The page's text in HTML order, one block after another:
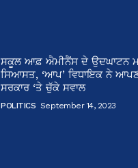
ਸਕੂਲ ਆਫ਼ ਐਮੀਨੈਂਸ ਦੇ ਉਦਘਾਟਨ
ਸਿਆਸਤ, ‘ਆਪ’ ਵਿਧਾਇਕ ਨੇ
ਸਰਕਾਰ ‘ਤੇ ਚੁੱਕੇ ਸਵਾਲ
POLITICS September 14, 2023